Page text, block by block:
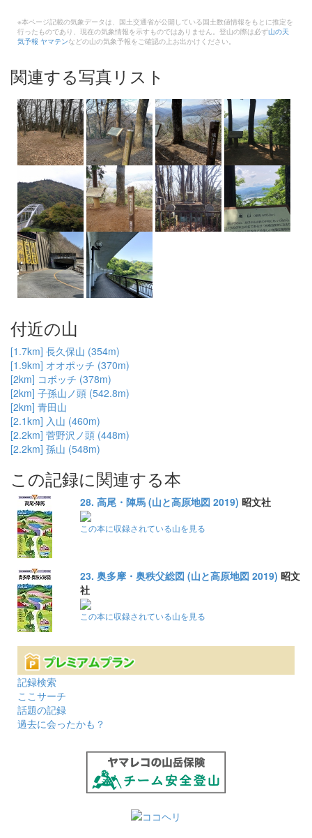
※本ページ記載の気象データは、国土交通省が公開している国土数値情報をもとに推定を
行ったものであり、現在の気象情報を示すものではありません。登山の際は必ず山の天
気予報 ヤマテンなどの山の気象予報をご確認の上お出かけください。
関連する写真リスト
付近の山
[1.7km] 長久保山 (354m)
[1.9km] オオポッチ (370m)
[2km] コボッチ (378m)
[2km] 子孫山ノ頭 (542.8m)
[2km] 青田山
[2.1km] 入山 (460m)
[2.2km] 菅野沢ノ頭 (448m)
[2.2km] 孫山 (548m)
この記録に関連する本
28. 高尾・陣馬 (山と高原地図 2019) 昭文社
この本に収録されている山を見る
23. 奥多摩・奥秩父総図 (山と高原地図 2019) 昭文
社
この本に収録されている山を見る
記録検索
ここサーチ
話題の記録
過去に会ったかも？